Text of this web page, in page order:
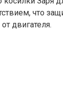
что
двигателя.